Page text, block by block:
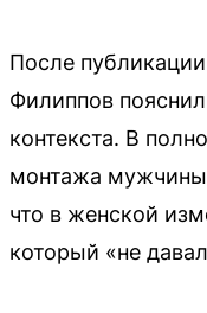
После
Филиппов
контекста. В
монтажа
что в женской
который «не